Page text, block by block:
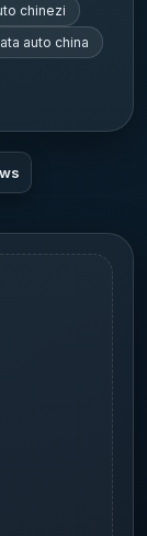
chinezi
auto china